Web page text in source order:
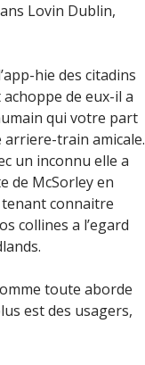
Lovin Dublin,
hie des citadins
de eux-il a
qui votre part
arriere-train amicale.
un inconnu elle a
de McSorley en
connaitre
collines a l’egard
toute aborde
est des usagers,